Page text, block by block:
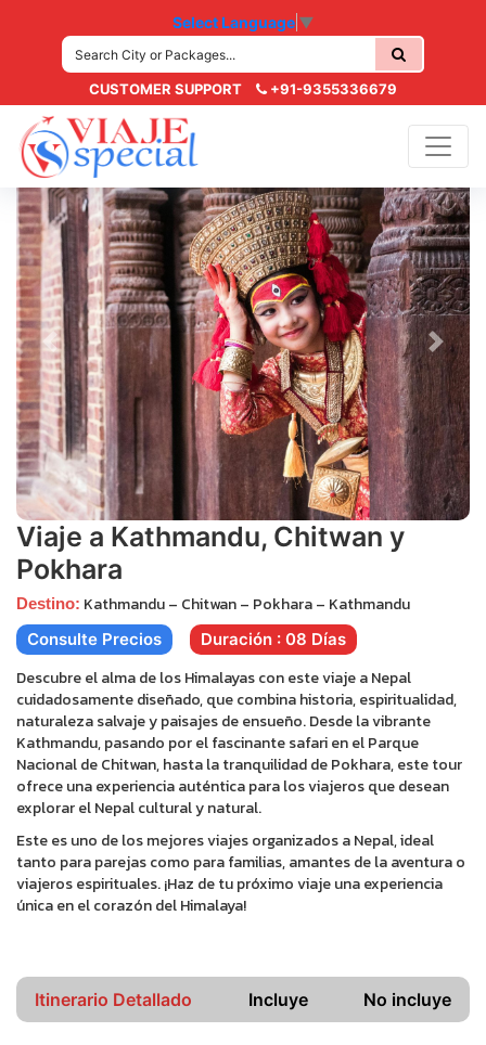
Select Language ▼
CUSTOMER SUPPORT +91-9355336679
Previous Next
Viaje a Kathmandu, Chitwan y
Pokhara
Destino: Kathmandu – Chitwan – Pokhara – Kathmandu
Consulte Precios Duración : 08 Días
Descubre el alma de los Himalayas con este viaje a Nepal
cuidadosamente diseñado, que combina historia, espiritualidad,
naturaleza salvaje y paisajes de ensueño. Desde la vibrante
Kathmandu, pasando por el fascinante safari en el Parque
Nacional de Chitwan, hasta la tranquilidad de Pokhara, este tour
ofrece una experiencia auténtica para los viajeros que desean
explorar el Nepal cultural y natural.
Este es uno de los mejores viajes organizados a Nepal, ideal
tanto para parejas como para familias, amantes de la aventura o
viajeros espirituales. ¡Haz de tu próximo viaje una experiencia
única en el corazón del Himalaya!
Itinerario Detallado Incluye No incluye